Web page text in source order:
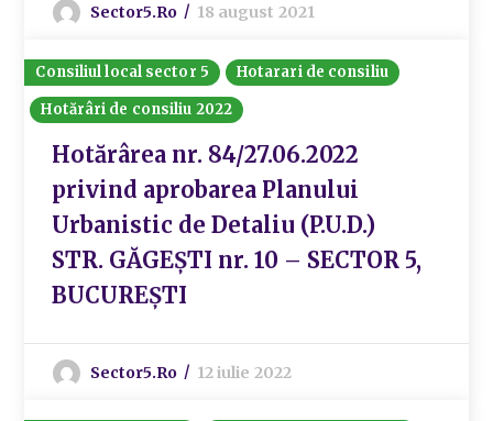
Sector5.ro 18 august 2021
Consiliul local sector 5
Hotarari de consiliu
Hotărâri de consiliu 2022
Hotărârea nr. 84/27.06.2022
privind aprobarea Planului
Urbanistic de Detaliu (P.U.D.)
STR. GĂGEȘTI nr. 10 – SECTOR 5,
BUCUREȘTI
Sector5.ro 12 iulie 2022